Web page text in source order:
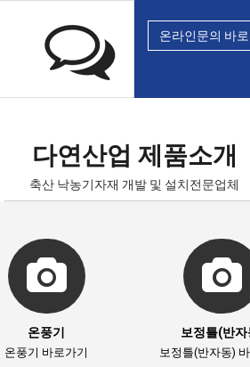
온라인문의 바
다연산업 제품소개
축산 낙농기자재 개발 및 설치전문업체
온풍기
온풍기 바로가기
보정틀(반자
보정틀(반자동)